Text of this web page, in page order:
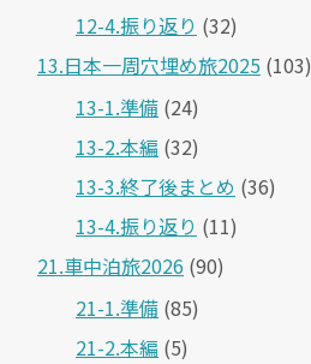
12-4.振り返り (32)
13.日本一周穴埋め旅2025 (103)
13-1.準備 (24)
13-2.本編 (32)
13-3.終了後まとめ (36)
13-4.振り返り (11)
21.車中泊旅2026 (90)
21-1.準備 (85)
21-2.本編 (5)